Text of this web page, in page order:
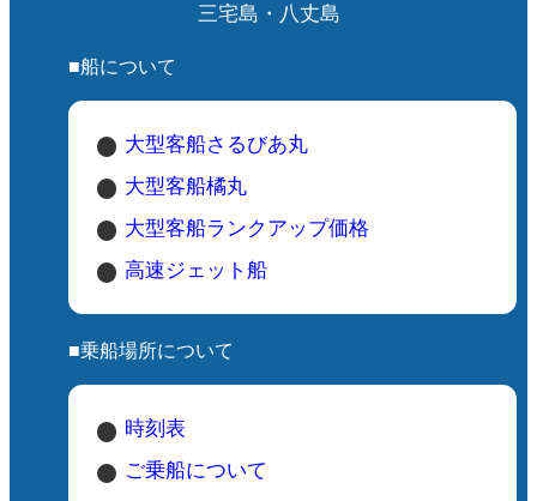
三宅島・八丈島
■船について
大型客船さるびあ丸
大型客船橘丸
大型客船ランクアップ価格
高速ジェット船
■乗船場所について
時刻表
ご乗船について